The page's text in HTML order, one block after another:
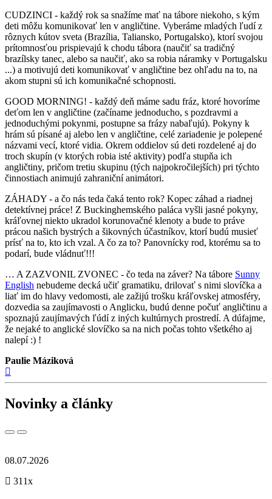
CUDZINCI - každý rok sa snažíme mať na tábore niekoho, s kým
deti môžu komunikovať len v angličtine. Vyberáme mladých ľudí z
rôznych kútov sveta (Brazília, Taliansko, Portugalsko), ktorí svojou
prítomnosťou prispievajú k chodu tábora (naučiť sa tradičný
brazílsky tanec, alebo sa naučiť, ako sa robia náramky v Portugalsku
...) a motivujú deti komunikovať v angličtine bez ohľadu na to, na
akom stupni sú ich komunikačné schopnosti.
GOOD MORNING! - každý deň máme sadu fráz, ktoré hovoríme
deťom len v angličtine (začíname jednoducho, s pozdravmi a
jednoduchými pokynmi, postupne sa frázy nabaľujú). Pokyny k
hrám sú písané aj alebo len v angličtine, celé zariadenie je polepené
názvami vecí, ktoré vidia. Okrem oddielov sú deti rozdelené aj do
troch skupín (v ktorých robia isté aktivity) podľa stupňa ich
angličtiny, pričom tretiu skupinu (tých najpokročilejších) pri týchto
činnostiach animujú zahraniční animátori.
ZÁHADY - a čo nás teda čaká tento rok? Kopec záhad a riadnej
detektívnej práce! Z Buckinghemského paláca vyšli jasné pokyny,
kráľovnej niekto ukradol korunovačné klenoty a bude to práve
prácou našich bystrých a šikovných účastníkov, ktorí budú musieť
prísť na to, kto ich vzal. A čo za to? Panovnícky rod, ktorému sa to
podarí, bude vládnuť!!!
… A ZAZVONIL ZVONEC - čo teda na záver? Na tábore Sunny
English nebudeme decká učiť gramatiku, drilovať s nimi slovíčka a
liať im do hlavy vedomosti, ale zažijú trošku kráľovskej atmosféry,
dozvedia sa zaujímavosti o Anglicku, budú denne počuť angličtinu a
spoznajú zaujímavých ľúdí z iných kultúrnych prostredí. A dúfajme,
že nejaké to anglické slovíčko sa na nich počas tohto všetkého aj
nalepí :) !
Paulie Máziková
Novinky a články
08.07.2026
311x